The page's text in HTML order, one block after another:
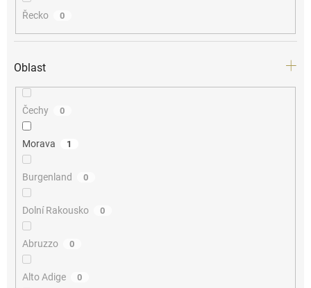
Řecko 0
Oblast
Čechy 0
Morava 1
Burgenland 0
Dolní Rakousko 0
Abruzzo 0
Alto Adige 0